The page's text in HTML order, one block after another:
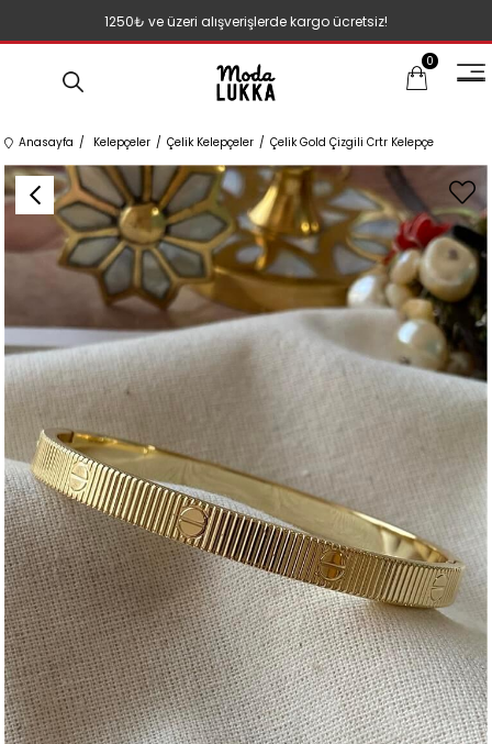
1250₺ ve üzeri alışverişlerde kargo ücretsiz!
0
Anasayfa Kelepçeler Çelik Kelepçeler Çelik Gold Çizgili Crtr Kelepçe